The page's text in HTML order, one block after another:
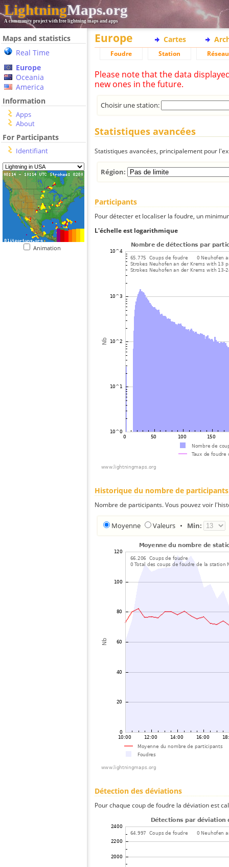
LightningMaps.org
A community project with free lightning maps and apps
Maps and statistics
Real Time
Europe
Oceania
America
Information
Apps
About
For Participants
Identifiant
Animation
Europe Cartes
Foudre Station Réseau
Please note that the data
new ones in the future.
Choisir une station:
Statistiques avancées
Statistiques avancées, principalement pour
Région:
Participants
Pour détecter et localiser la foudre, un
L'échelle est logarithmique
Historique du nombre de participants
Nombre de participants. Vous pouvez voir
Moyenne Valeurs • Min:
Détection des déviations
Pour chaque coup de foudre la déviation est